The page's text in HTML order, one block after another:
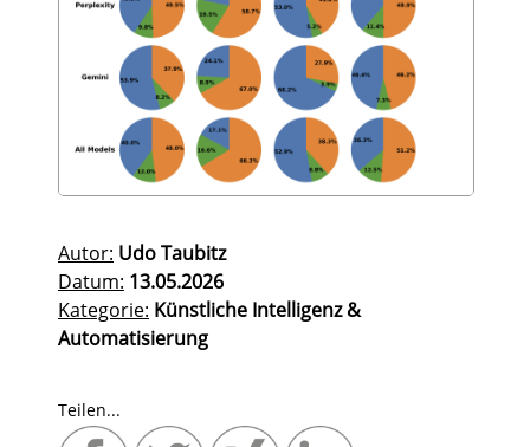
Autor: Udo Taubitz
Datum: 13.05.2026
Kategorie: Künstliche Intelligenz &
Automatisierung
Teilen...